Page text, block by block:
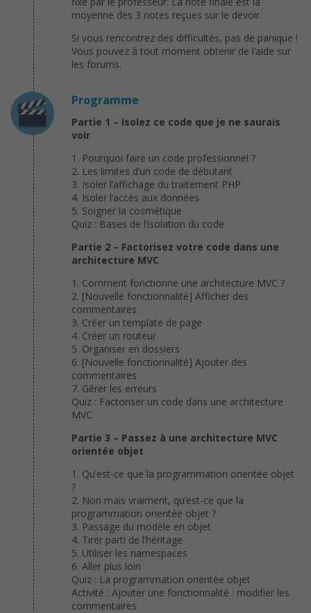
moyenne des 3 notes reçues sur le devoir.
Si vous rencontrez des difficultés, pas de panique !
Vous pouvez à tout moment obtenir de l’aide sur
les forums.
Programme
Partie 1 – Isolez ce code que je ne saurais
voir
1. Pourquoi faire un code professionnel ?
2. Les limites d’un code de débutant
3. Isoler l’affichage du traitement PHP
4. Isoler l’accès aux données
5. Soigner la cosmétique
Quiz : Bases de l’isolation du code
Partie 2 – Factorisez votre code dans une
architecture MVC
1. Comment fonctionne une architecture MVC ?
2. [Nouvelle fonctionnalité] Afficher des
commentaires
3. Créer un template de page
4. Créer un routeur
5. Organiser en dossiers
6. [Nouvelle fonctionnalité] Ajouter des
commentaires
7. Gérer les erreurs
Quiz : Factoriser un code dans une architecture
MVC
Partie 3 – Passez à une architecture MVC
orientée objet
1. Qu’est-ce que la programmation orientée objet
?
2. Non mais vraiment, qu’est-ce que la
programmation orientée objet ?
3. Passage du modèle en objet
4. Tirer parti de l’héritage
5. Utiliser les namespaces
6. Aller plus loin
Quiz : La programmation orientée objet
Activité : Ajouter une fonctionnalité : modifier les
commentaires